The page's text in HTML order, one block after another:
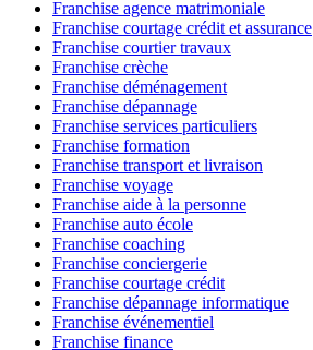
Franchise agence matrimoniale
Franchise courtage crédit et assurance
Franchise courtier travaux
Franchise crèche
Franchise déménagement
Franchise dépannage
Franchise services particuliers
Franchise formation
Franchise transport et livraison
Franchise voyage
Franchise aide à la personne
Franchise auto école
Franchise coaching
Franchise conciergerie
Franchise courtage crédit
Franchise dépannage informatique
Franchise événementiel
Franchise finance